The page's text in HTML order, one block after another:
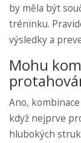
by měla být
tréninku.
výsledky a
Mohu
Ano,
když nejprve
hlubokých